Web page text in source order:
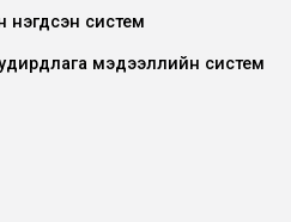
АЖЛЫН БАЙРНЫ СОНГОН
нэгдсэн систем
мэдээллийн систем